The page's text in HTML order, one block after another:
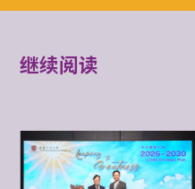
继续阅读